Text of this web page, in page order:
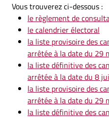
Vous trouverez ci-dessous :
le règlement de
le calendrier électoral
la liste provisoire des
arrêtée à la date du 29
la liste définitive des
arrêtée à la date du 8
la liste provisoire des
arrêtée à la date du 29
la liste définitive des